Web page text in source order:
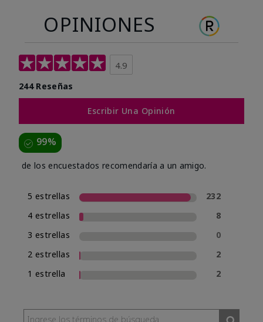
OPINIONES
4.9
244 Reseñas
Escribir Una Opinión
99%
de los encuestados recomendaría a un amigo.
5 estrellas
232
4 estrellas
8
3 estrellas
0
2 estrellas
2
1 estrella
2